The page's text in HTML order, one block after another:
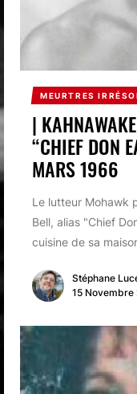
MEURTRES
|
“CHIEF DON
MARS 1966
Le lutteur Mohawk
Bell, alias "Chief
cuisine de sa
Stéphane
15 Novembre